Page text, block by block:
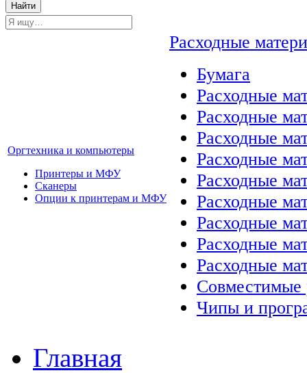
Найти
Оргтехника и компьютеры
Принтеры и МФУ
Сканеры
Опции к принтерам и МФУ
Расходные
Бумага
Расходные
Расходные
Расходные
Расходные
Расходные
Расходные
Расходные
Расходные
Расходные
Совместимые
Чипы и
Главная